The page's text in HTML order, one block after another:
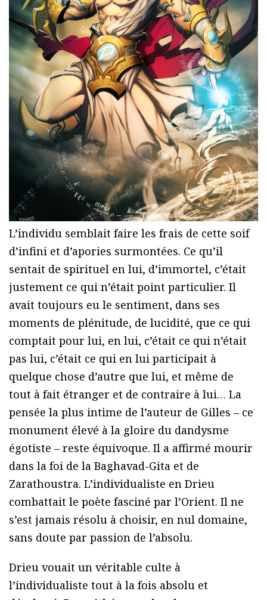
L’individu semblait faire les frais de cette soif
d’infini et d’apories surmontées. Ce qu’il
sentait de spirituel en lui, d’immortel, c’était
justement ce qui n’était point particulier. Il
avait toujours eu le sentiment, dans ses
moments de plénitude, de lucidité, que ce qui
comptait pour lui, en lui, c’était ce qui n’était
pas lui, c’était ce qui en lui participait à
quelque chose d’autre que lui, et même de
tout à fait étranger et de contraire à lui… La
pensée la plus intime de l’auteur de Gilles – ce
monument élevé à la gloire du dandysme
égotiste – reste équivoque. Il a affirmé mourir
dans la foi de la Baghavad-Gita et de
Zarathoustra. L’individualiste en Drieu
combattait le poète fasciné par l’Orient. Il ne
s’est jamais résolu à choisir, en nul domaine,
sans doute par passion de l’absolu.
Drieu vouait un véritable culte à
l’individualiste tout à la fois absolu et